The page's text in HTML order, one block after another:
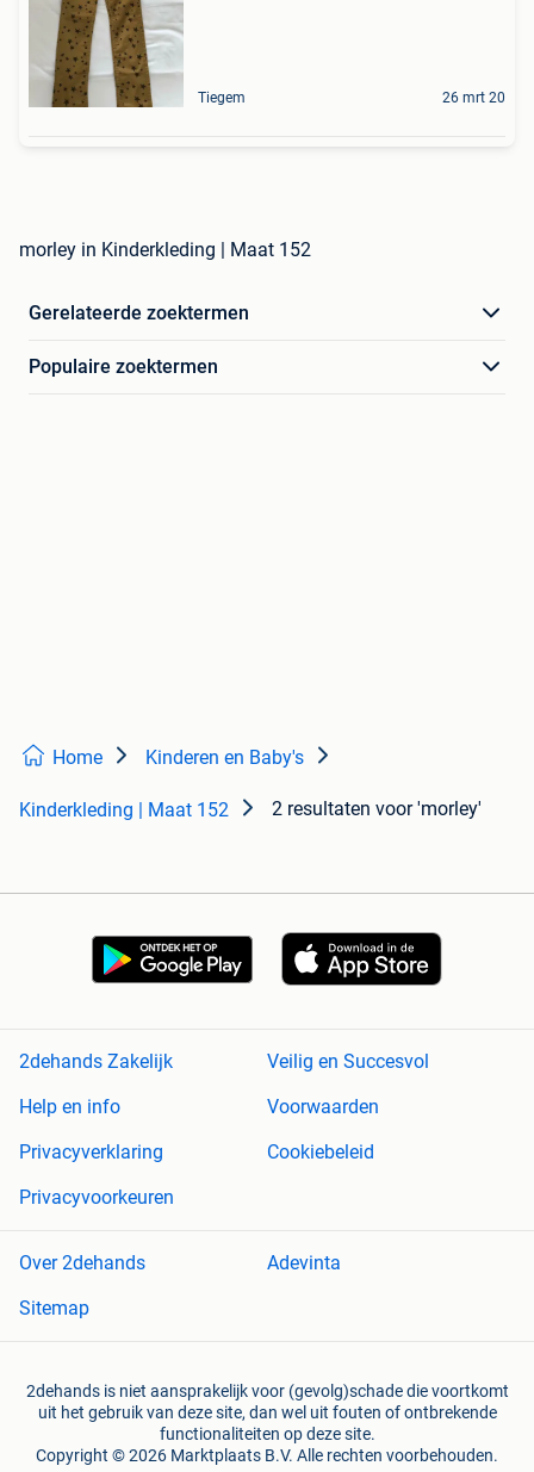
Tiegem 26 mrt 20
morley in Kinderkleding | Maat 152
Gerelateerde zoektermen
Populaire zoektermen
Home Kinderen en Baby's
Kinderkleding | Maat 152 2 resultaten voor 'morley'
2dehands Zakelijk
Veilig en Succesvol
Help en info
Voorwaarden
Privacyverklaring
Cookiebeleid
Privacyvoorkeuren
Over 2dehands
Adevinta
Sitemap
2dehands is niet aansprakelijk voor (gevolg)schade die voortkomt
uit het gebruik van deze site, dan wel uit fouten of ontbrekende
functionaliteiten op deze site.
Copyright © 2026 Marktplaats B.V. Alle rechten voorbehouden.